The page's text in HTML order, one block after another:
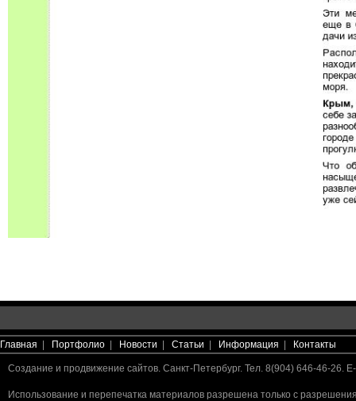
Главная Портфолио Новости Статьи Информация Контакты
Создание и продвижение сайтов. Санкт-Петербург. Тел. 8(904) 646-46-26.
Использование и перепечатка материалов разрешена только с